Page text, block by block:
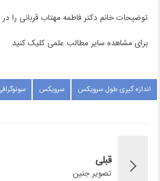
توضیحات خانم دکتر فاطمه مهتاب قربانی را در
برای مشاهده سایر مطالب علمی کلیک کنید
اندازه گیری طول سرویکس سرویکس
قبلی
تصویر جنین